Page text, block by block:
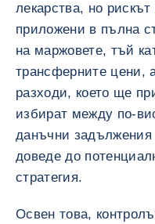
лекарства, но
приложени в пълна
на маржовете, тъй
трансферните цени,
разходи, което ще
избират между по-
данъчни
доведе до
стратегия.
Освен това,